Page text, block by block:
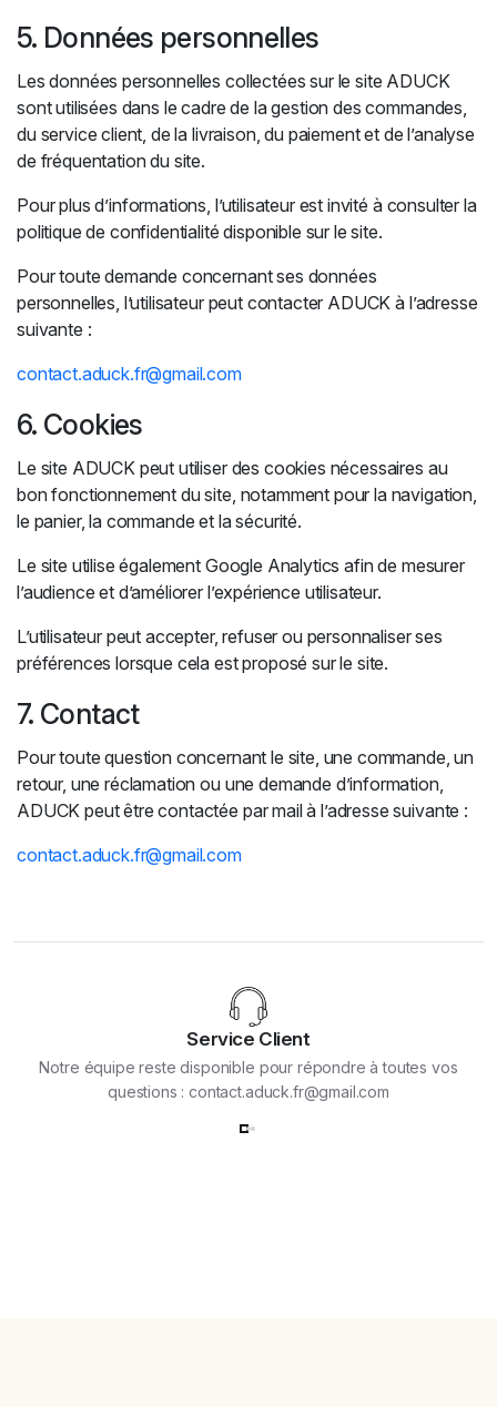
5. Données personnelles
Les données personnelles collectées sur le site ADUCK
sont utilisées dans le cadre de la gestion des commandes,
du service client, de la livraison, du paiement et de l’analyse
de fréquentation du site.
Pour plus d’informations, l’utilisateur est invité à consulter la
politique de confidentialité disponible sur le site.
Pour toute demande concernant ses données
personnelles, l’utilisateur peut contacter ADUCK à l’adresse
suivante :
contact.aduck.fr@gmail.com
6. Cookies
Le site ADUCK peut utiliser des cookies nécessaires au
bon fonctionnement du site, notamment pour la navigation,
le panier, la commande et la sécurité.
Le site utilise également Google Analytics afin de mesurer
l’audience et d’améliorer l’expérience utilisateur.
L’utilisateur peut accepter, refuser ou personnaliser ses
préférences lorsque cela est proposé sur le site.
7. Contact
Pour toute question concernant le site, une commande, un
retour, une réclamation ou une demande d’information,
ADUCK peut être contactée par mail à l’adresse suivante :
contact.aduck.fr@gmail.com
Service Client
Notre équipe reste disponible pour répondre à toutes vos
questions : contact.aduck.fr@gmail.com